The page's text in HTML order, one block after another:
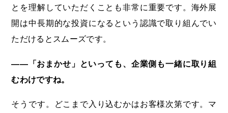
とを理解していただくことも非常に重要です。海外展
開は中長期的な投資になるという認識で取り組んでい
ただけるとスムーズです。
――「おまかせ」といっても、企業側も一緒に取り組
むわけですね。
そうです。どこまで入り込むかはお客様次第です。マ